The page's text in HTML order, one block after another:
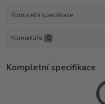
Kompletní specifikace
Komentáře 0
Kompletní specifikace